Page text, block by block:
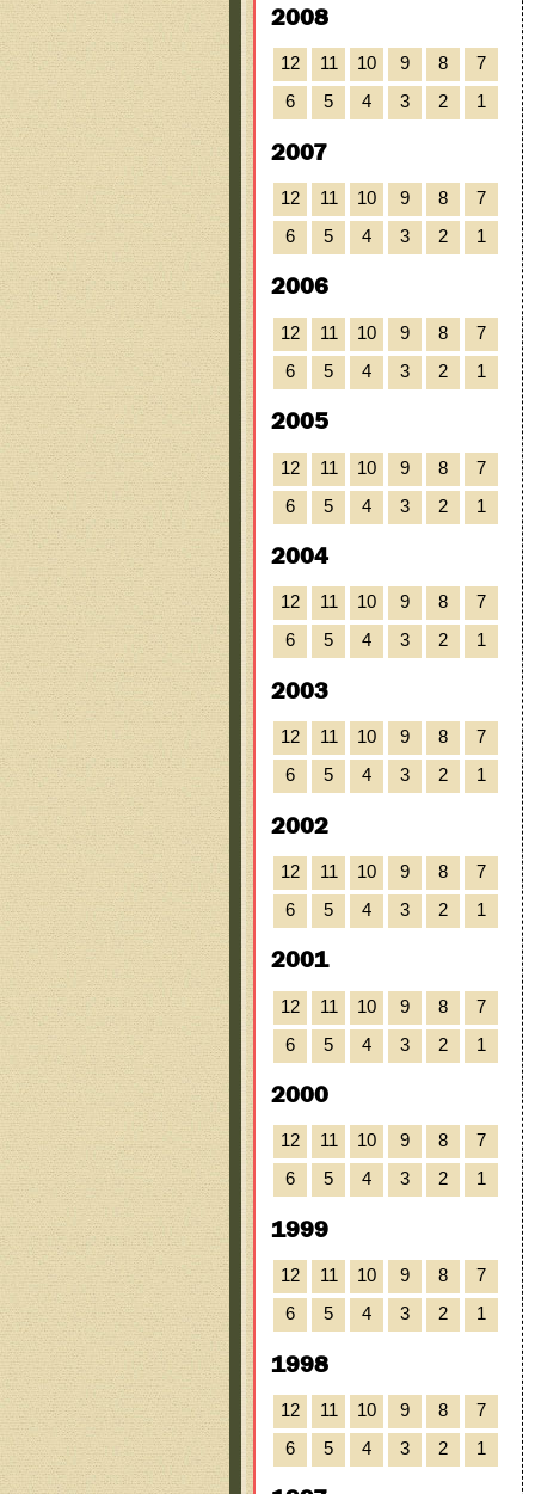
2008
12 11 10 9 8
7
6
5 4 3 2 1
2007
12 11 10 9 8
7
6
5 4 3 2 1
2006
12 11 10 9 8
7
6
5 4 3 2 1
2005
12 11 10 9 8
7
6
5 4 3 2 1
2004
12 11 10 9 8
7
6
5 4 3 2 1
2003
12 11 10 9 8
7
6
5 4 3 2 1
2002
12 11 10 9 8
7
6
5 4 3 2 1
2001
12 11 10 9 8
7
6
5 4 3 2 1
2000
12 11 10 9 8
7
6
5 4 3 2 1
1999
12 11 10 9 8
7
6
5 4 3 2 1
1998
12 11 10 9 8
7
6
5 4 3 2 1